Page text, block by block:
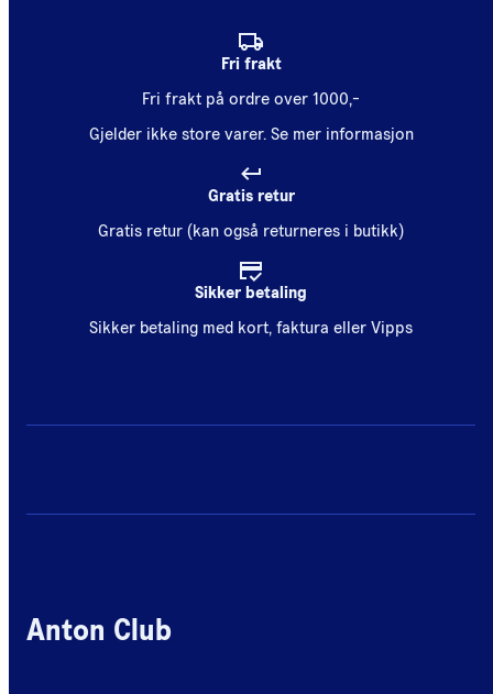
Fri frakt
Fri frakt på ordre over 1000,-
Gjelder ikke store varer. Se mer informasjon
Gratis retur
Gratis retur (kan også returneres i butikk)
Sikker betaling
Sikker betaling med kort, faktura eller Vipps
Anton Club